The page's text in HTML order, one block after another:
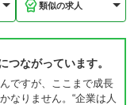
類似の求人
つながっています。
ですが、ここまで成長
なりません。“企業は人